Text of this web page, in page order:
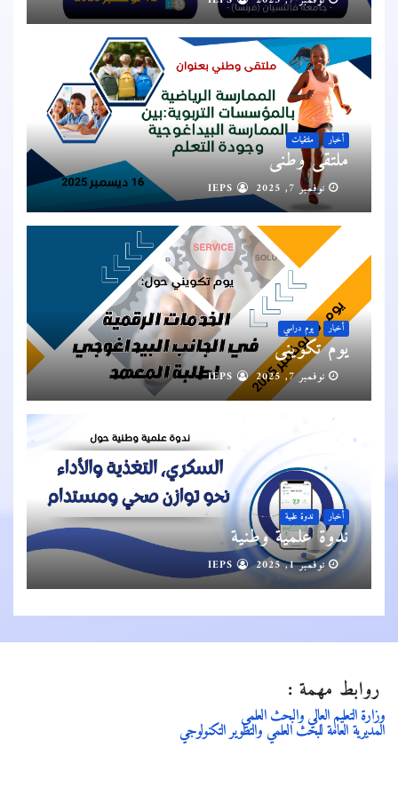
أخبار ملتقيات
ملتقى وطني
نوفمبر 7, 2025
أخبار يوم دراسي
يوم تكويني
نوفمبر 7, 2025
أخبار ندوة علمية
ندوة علمية وطنية
نوفمبر 1, 2025
روابط مهمة :
وزارة التعليم العالي والبحث العلمي
المديرية العامة للبحث العلمي والتطوير التكنولوجي